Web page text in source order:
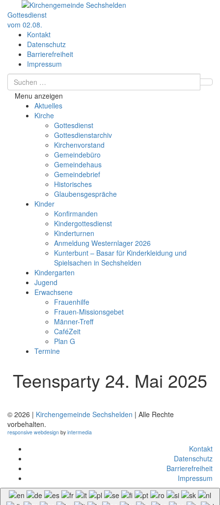
Gottesdienst
vom 02.08.
Kontakt
Datenschutz
Barrierefreiheit
Impressum
Menu anzeigen
Aktuelles
Kirche
Gottesdienst
Gottesdienstarchiv
Kirchenvorstand
Gemeindebüro
Gemeindehaus
Gemeindebrief
Historisches
Glaubensgespräche
Kinder
Konfirmanden
Kindergottesdienst
Kinderturnen
Anmeldung Westernlager 2026
Kunterbunt – Basar für Kinderkleidung und
Spielsachen in Sechshelden
Kindergarten
Jugend
Erwachsene
Frauenhilfe
Frauen-Missionsgebet
Männer-Treff
CaféZeit
Plan G
Termine
Teensparty 24. Mai 2025
© 2026 | Kirchengemeinde Sechshelden | Alle Rechte
vorbehalten.
responsive webdesign by intermedia
Kontakt
Datenschutz
Barrierefreiheit
Impressum